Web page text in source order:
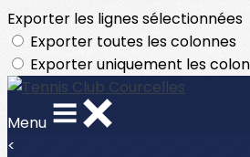
Exporter les lignes sélectionnées
Exporter toutes les colonnes
Exporter uniquement les
Menu
<